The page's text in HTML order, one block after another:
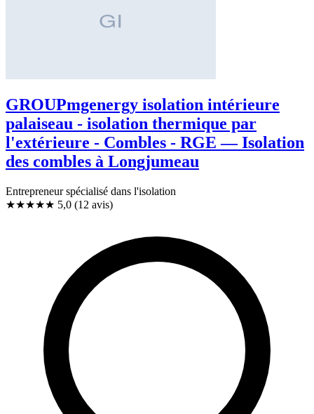
GROUPmgenergy isolation intérieure
palaiseau - isolation thermique par
l'extérieure - Combles - RGE — Isolation
des combles à Longjumeau
Entrepreneur spécialisé dans l'isolation
★★★★★ 5,0 (12 avis)